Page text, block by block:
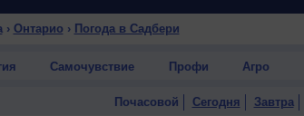
› Онтарио › Погода в Садбери
Самочувствие Профи Агро
Почасовой Сегодня Завтра